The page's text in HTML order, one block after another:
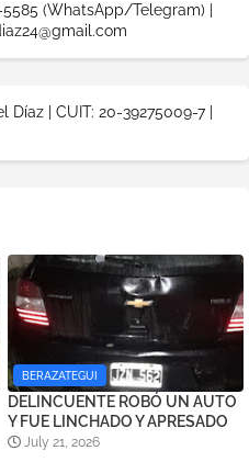
5585 (WhatsApp/Telegram) |
| CUIT: 20-39275009-7 |
BERAZATEGUI
DELINCUENTE ROBÓ UN AUTO
Y FUE LINCHADO Y APRESADO
July 21, 2026